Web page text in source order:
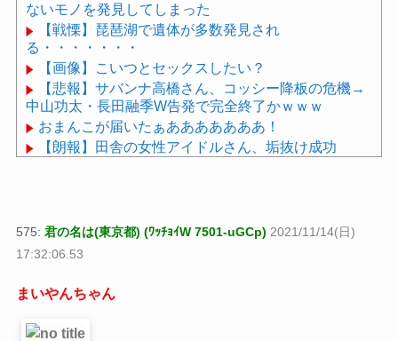
ないモノを発見してしまった
【戦慄】琵琶湖で遺体が多数発見され
る・・・・・・・
【画像】こいつとセックスしたい？
【悲報】サバンナ高橋さん、コッシー降板の危機→
中山功太・長田融季W告発で完全終了かｗｗｗ
おまんこが届いたぁあああああああ！
【朗報】田舎の女性アイドルさん、垢抜け成功
575: 君の名は(東京都) (ﾜｯﾁｮｲW 7501-uGCp) 2021/11/14(日)
17:32:06.53
まいやんちゃん